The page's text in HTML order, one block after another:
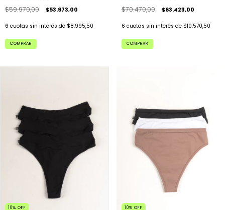
$59.970,00
$53.973,00
6 cuotas sin interés de $8.995,50
COMPRAR
$70.470,00
$63.423,00
6 cuotas sin interés de $10.570,50
COMPRAR
10% OFF 10% OFF